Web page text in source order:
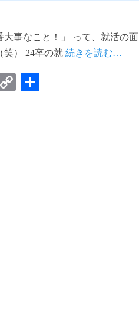
大事なこと！」 って、就活の面
笑） 24卒の就 続きを読む…
C 共